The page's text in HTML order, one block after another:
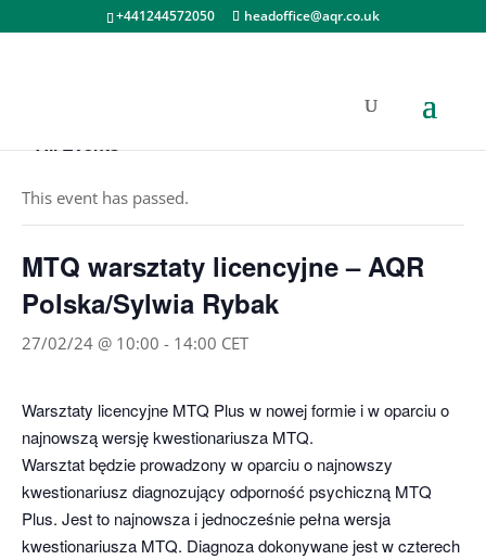
+441244572050 headoffice@aqr.co.uk
« All Events
This event has passed.
MTQ warsztaty licencyjne – AQR
Polska/Sylwia Rybak
27/02/24 @ 10:00 - 14:00 CET
Warsztaty licencyjne MTQ Plus w nowej formie i w oparciu o
najnowszą wersję kwestionariusza MTQ.
Warsztat będzie prowadzony w oparciu o najnowszy
kwestionariusz diagnozujący odporność psychiczną MTQ
Plus. Jest to najnowsza i jednocześnie pełna wersja
kwestionariusza MTQ. Diagnoza dokonywane jest w czterech